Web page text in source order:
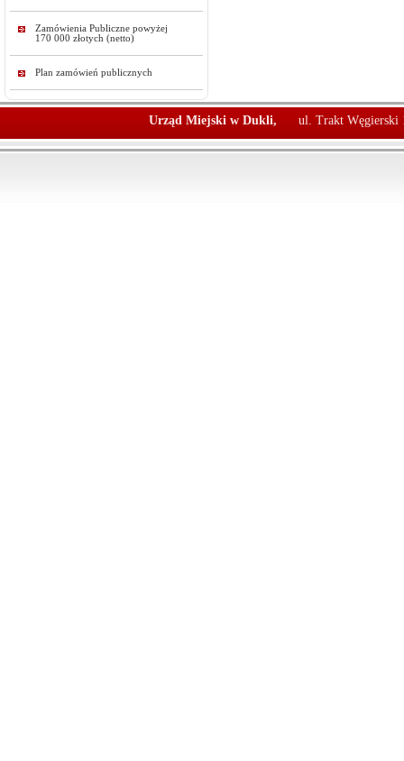
Zamówienia Publiczne powyżej
170 000 złotych (netto)
Plan zamówień publicznych
Urząd Miejski w Dukli, ul. Trakt Węgierski